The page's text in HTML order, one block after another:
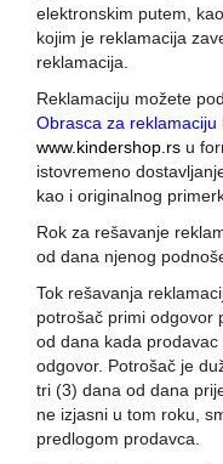
elektronskim putem,
kojim je reklamacija
reklamacija.
Reklamaciju možete
Obrasca za reklamaciju
www.kindershop.rs u
istovremeno
kao i originalnog
Rok za rešavanje
od dana njenog
Tok rešavanja
potrošač primi odgovor
od dana kada
odgovor. Potrošač je
tri (3) dana od dana
ne izjasni u tom roku,
predlogom prodavca.